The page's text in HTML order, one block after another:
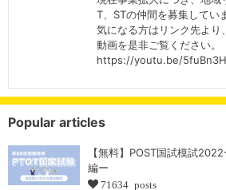
T、STの仲間を募集してい
気になる方はリンク先より
動画を是非ご覧ください。
https://youtu.be/
Popular articles
【無料】POST国試模試
編ー
71634 posts